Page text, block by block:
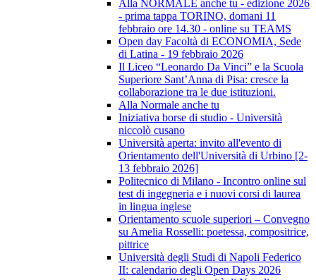
Alla NORMALE anche tu - edizione 2026
- prima tappa TORINO, domani 11
febbraio ore 14.30 - online su TEAMS
Open day Facoltà di ECONOMIA, Sede
di Latina - 19 febbraio 2026
Il Liceo “Leonardo Da Vinci” e la Scuola
Superiore Sant’Anna di Pisa: cresce la
collaborazione tra le due istituzioni.
Alla Normale anche tu
Iniziativa borse di studio - Università
niccolò cusano
Università aperta: invito all'evento di
Orientamento dell'Università di Urbino [2-
13 febbraio 2026]
Politecnico di Milano - Incontro online sul
test di ingegneria e i nuovi corsi di laurea
in lingua inglese
Orientamento scuole superiori – Convegno
su Amelia Rosselli: poetessa, compositrice,
pittrice
Università degli Studi di Napoli Federico
II: calendario degli Open Days 2026